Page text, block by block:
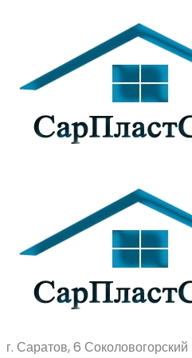
г. Саратов, 6 Соколовогорский